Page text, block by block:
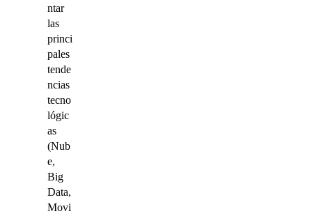
ntar
las
princi
pales
tende
ncias
tecno
lógic
as
(Nub
e,
Big
Data,
Movi